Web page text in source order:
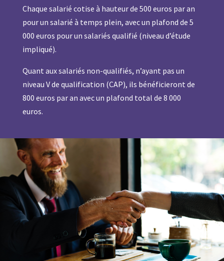
Chaque salarié cotise à hauteur de 500 euros par an
pour un salarié à temps plein, avec un plafond de 5
000 euros pour un salariés qualifié (niveau d’étude
impliqué).
Quant aux salariés non-qualifiés, n’ayant pas un
niveau V de qualification (CAP), ils bénéficieront de
800 euros par an avec un plafond total de 8 000
euros.